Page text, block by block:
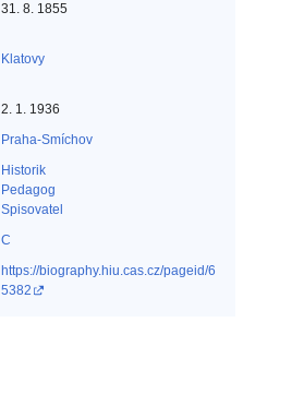
31. 8. 1855
Klatovy
2. 1. 1936
Praha-Smíchov
Historik‎
Pedagog‎
Spisovatel‎
C
https://biography.hiu.cas.cz/pageid/6
5382